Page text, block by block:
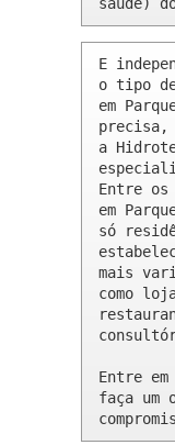
E
o tipo
em
precisa,
a
Entre
em
só
mais
como
Entre
faça um